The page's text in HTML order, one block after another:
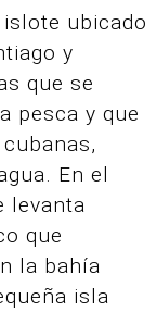
ubicado
y
que se
pesca y que
En el
levanta
que
la bahía
isla